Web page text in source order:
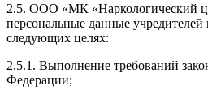
2.5. ООО «МК «Наркологический
персональные данные учредителей
следующих целях:
2.5.1. Выполнение требований
Федерации;